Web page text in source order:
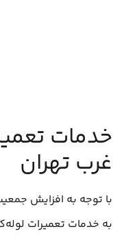
خدمات
غرب تهران
با توجه به افزایش
به خدمات تعمیرات